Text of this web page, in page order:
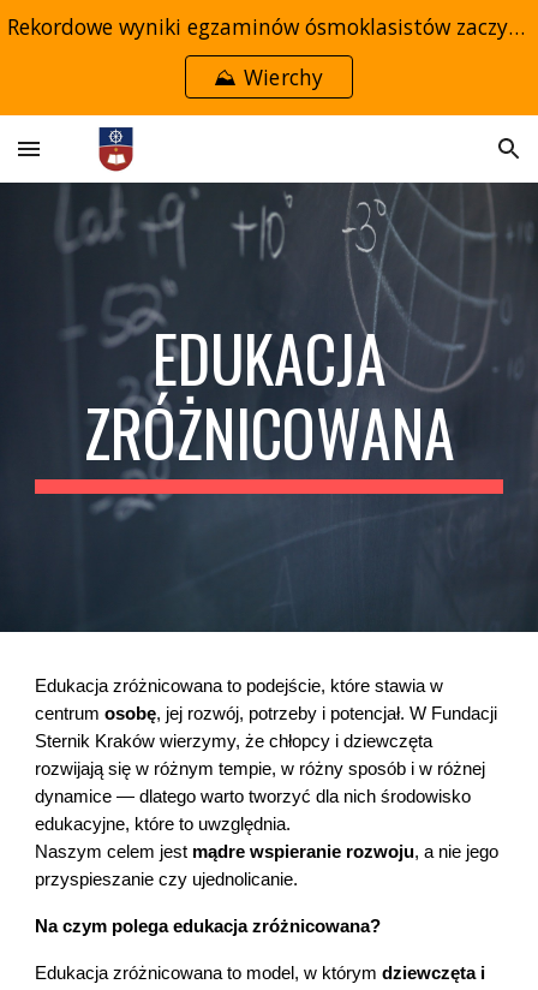
Skip to main content Skip to navigation
Rekordowe wyniki egzaminów ósmoklasistów zaczynają się w przedszkolu →
⛰️ Wierchy
EDUKACJA
ZRÓŻNICOWANA
Edukacja zróżnicowana to podejście, które stawia w
centrumosobę, jej rozwój, potrzeby i potencjał. W Fundacji
Sternik Kraków wierzymy, że chłopcy i dziewczęta
rozwijają się w różnym tempie, w różny sposób i w różnej
dynamice — dlatego warto tworzyć dla nich środowisko
edukacyjne, które to uwzględnia.
Naszym celem jest mądre wspieranie rozwoju, a nie jego
przyspieszanie czy ujednolicanie.
Na czym polega edukacja zróżnicowana?
Edukacja zróżnicowana to model, w którymdziewczęta i